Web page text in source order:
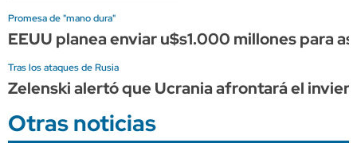
Promesa de "mano dura"
EEUU planea enviar u$s1.000 millones para
Tras los ataques de Rusia
Zelenski alertó que Ucrania afrontará el
Otras noticias